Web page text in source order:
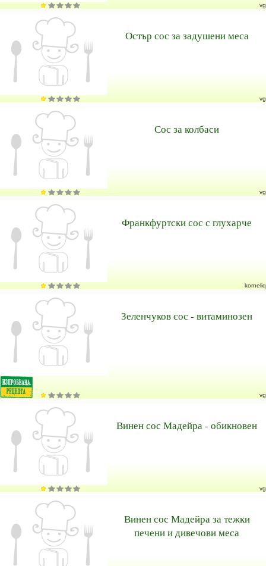
vg
Остър сос за задушени меса
vg
Сос за колбаси
vg
Франкфуртски сос с глухарче
korneliq
Зеленчуков сос - витаминозен
vg
Винен сос Мадейра - обикновен
vg
Винен сос Мадейра за тежки
печени и дивечови меса